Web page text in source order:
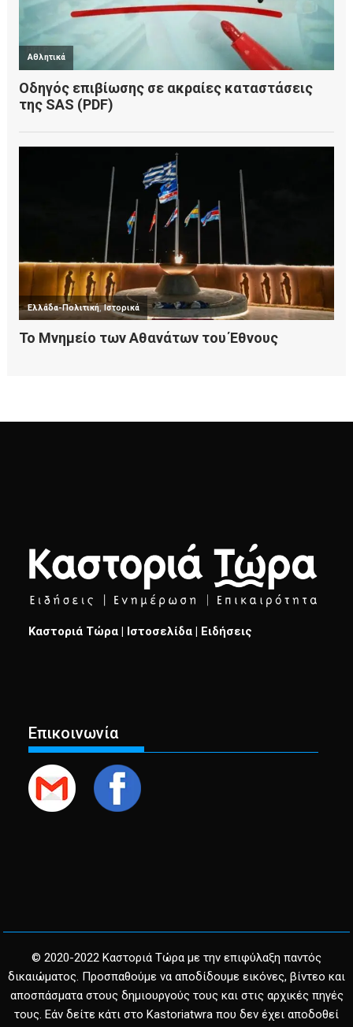
Καστοριά Τώρα | Ιστοσελίδα | Ειδήσεις
Επικοινωνία
© 2020-2022 Καστοριά Τώρα με την επιφύλαξη παντός
δικαιώματος. Προσπαθούμε να αποδίδουμε εικόνες, βίντεο και
αποσπάσματα στους δημιουργούς τους και στις αρχικές πηγές
τους. Εάν δείτε κάτι στο Kastoriatwra που δεν έχει αποδοθεί